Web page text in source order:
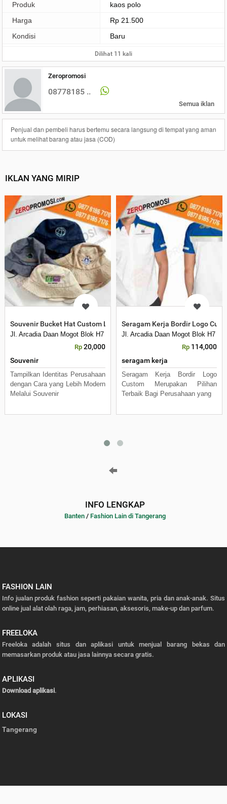
Produk
kaos polo
Harga
Rp 21.500
Kondisi
Baru
Dilihat 11 kali
Zeropromosi
08778185 ..
Semua iklan
Penjual dan pembeli harus bertemu secara langsung di tempat yang aman
untuk melihat barang atau jasa (COD)
IKLAN YANG MIRIP
Souvenir Bucket Hat Custom Logo untuk Promosi Perusahaan,
Jl. Arcadia Daan Mogot Blok H7 No 16 Daan Mogot Km 21. Kecamatan
Rp 20,000
Souvenir
Tampilkan Identitas Perusahaan
dengan Cara yang Lebih Modern
Melalui Souvenir
Seragam Kerja Bordir Logo
Jl. Arcadia Daan Mogot Blok H7
Rp 114,000
seragam kerja
Seragam Kerja Bordir Logo
Custom Merupakan Pilihan
Terbaik Bagi Perusahaan yang
INFO LENGKAP
Banten / Fashion Lain di Tangerang
FASHION LAIN
Info jualan produk fashion seperti pakaian wanita, pria dan anak-anak. Situs
online jual alat olah raga, jam, perhiasan, aksesoris, make-up dan parfum.
FREELOKA
Freeloka adalah situs dan aplikasi untuk menjual barang bekas dan
memasarkan produk atau jasa lainnya secara gratis.
APLIKASI
Download aplikasi.
LOKASI
Tangerang